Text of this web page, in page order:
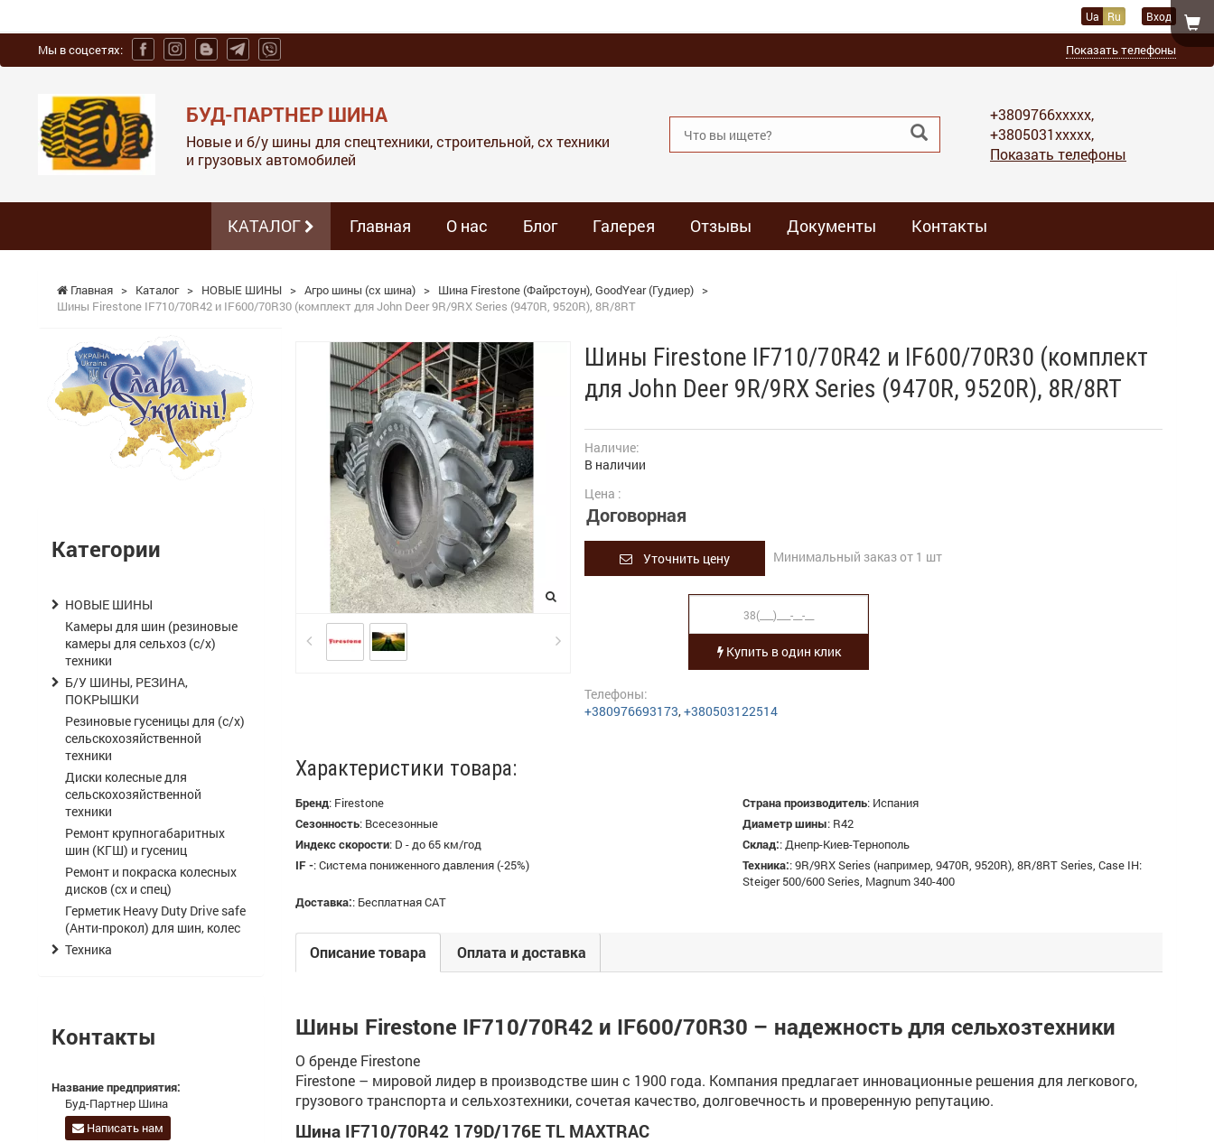
Ua Ru Вход
Мы в соцсетях: Показать телефоны
БУД-ПАРТНЕР ШИНА
Новые и б/у шины для спецтехники, строительной, сх техники
и грузовых автомобилей
+3809766xxxxx,
+3805031xxxxx,
Показать телефоны
КАТАЛОГ Главная О нас Блог Галерея Отзывы Документы Контакты
Главная > Каталог > НОВЫЕ ШИНЫ > Агро шины (сх шина) > Шина Firestone (Файрстоун), GoodYear (Гудиер) >
Шины Firestone IF710/70R42 и IF600/70R30 (комплект для John Deer 9R/9RX Series (9470R, 9520R), 8R/8RT
Шины Firestone IF710/70R42 и IF600/70R30 (комплект
для John Deer 9R/9RX Series (9470R, 9520R), 8R/8RT
Наличие:
В наличии
Цена :
Договорная
Уточнить цену Минимальный заказ от 1 шт
Купить в один клик
Телефоны:
+380976693173,+380503122514
Характеристики товара:
Бренд: Firestone Страна производитель: Испания
Сезонность: Всесезонные Диаметр шины: R42
Индекс скорости: D - до 65 км/год Склад::Днепр-Киев-Тернополь
IF -:Система пониженного давления (-25%) Техника::9R/9RX Series (например, 9470R, 9520R), 8R/8RT Series, Case IH:
Steiger 500/600 Series, Magnum 340-400
Доставка:: Бесплатная САТ
Описание товара Оплата и доставка
Шины Firestone IF710/70R42 и IF600/70R30 – надежность для сельхозтехники
О бренде Firestone
Firestone – мировой лидер в производстве шин с 1900 года. Компания предлагает инновационные решения для легкового,
грузового транспорта и сельхозтехники, сочетая качество, долговечность и проверенную репутацию.
Шина IF710/70R42 179D/176E TL MAXTRAC
Категории
НОВЫЕ ШИНЫ
Камеры для шин (резиновые
камеры для сельхоз (с/х)
техники
Б/У ШИНЫ, РЕЗИНА,
ПОКРЫШКИ
Резиновые гусеницы для (с/х)
сельскохозяйственной
техники
Диски колесные для
сельскохозяйственной
техники
Ремонт крупногабаритных
шин (КГШ) и гусениц
Ремонт и покраска колесных
дисков (сх и спец)
Герметик Heavy Duty Drive safe
(Анти-прокол) для шин, колес
Техника
Контакты
Название предприятия:
Буд-Партнер Шина
Написать нам